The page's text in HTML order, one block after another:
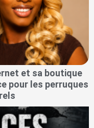
et sa boutique
pour les perruques